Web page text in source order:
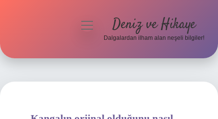
menüyü
Deniz ve Hikaye
Dalgalardan ilham alan neşeli bilgiler!